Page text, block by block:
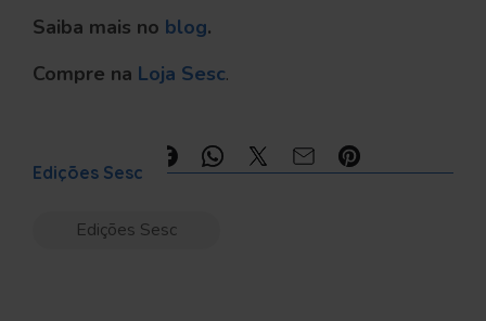
Saiba mais no blog.
Compre na Loja Sesc.
Edições Sesc
Edições Sesc